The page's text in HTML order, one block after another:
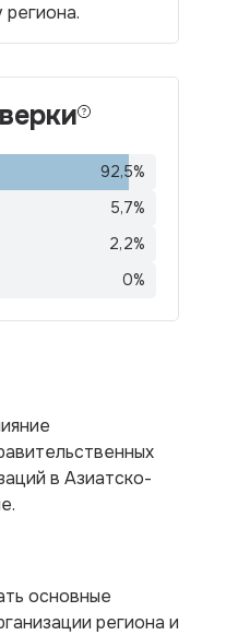
92,5%
5,7%
2,2%
0%
в Азиатско-
основные
региона и